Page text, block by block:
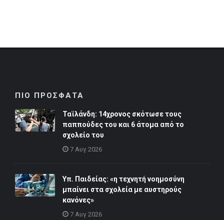
ΠΙΟ ΠΡΟΣΦΑΤΑ
Ταϊλάνδη: 14χρονος σκότωσε τους
παππούδες του και 6 άτομα από το
σχολείο του
7 Αυγ 2026
Υπ. Παιδείας: «η τεχνητή νοημοσύνη
μπαίνει στα σχολεία με αυστηρούς
κανόνες»
7 Αυγ 2026